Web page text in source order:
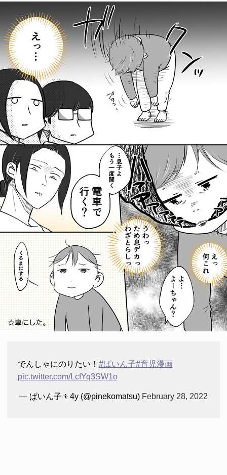
でんしゃにのりたい！ #ぱいん子#育児漫画
pic.twitter.com/LcfYq3SW1o
— ぱいん子👦4y (@pinekomatsu) February 28, 2022